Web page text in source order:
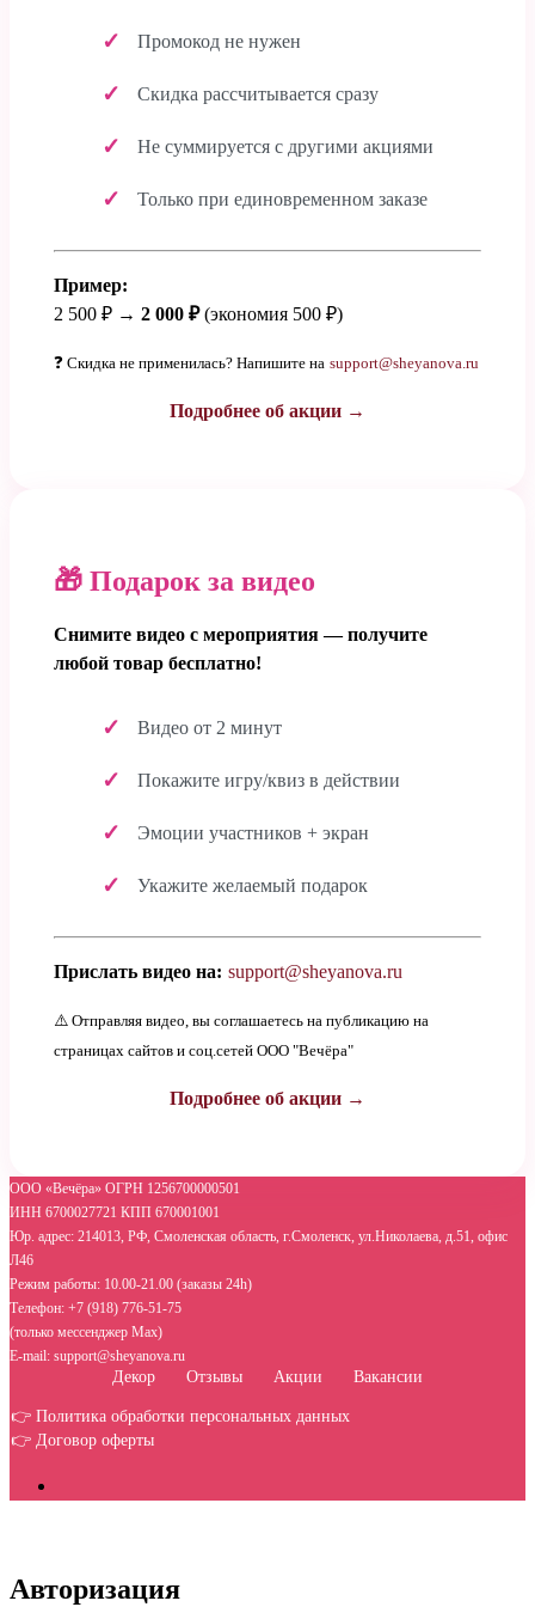
Промокод не нужен
Скидка рассчитывается сразу
Не суммируется с другими акциями
Только при единовременном заказе
Пример:
2 500 ₽ → 2 000 ₽(экономия 500 ₽)
❓ Скидка не применилась? Напишите на support@sheyanova.ru
Подробнее об акции →
🎁 Подарок за видео
Снимите видео с мероприятия — получите
любой товар бесплатно!
Видео от 2 минут
Покажите игру/квиз в действии
Эмоции участников + экран
Укажите желаемый подарок
Прислать видео на: support@sheyanova.ru
⚠️ Отправляя видео, вы соглашаетесь на публикацию на
страницах сайтов и соц.сетей ООО "Вечёра"
Подробнее об акции →
ООО «Вечёра» ОГРН 1256700000501
ИНН 6700027721 КПП 670001001
Юр. адрес: 214013, РФ, Смоленская область, г.Смоленск, ул.Николаева, д.51, офис
Л46
Режим работы: 10.00-21.00 (заказы 24h)
Телефон: +7 (918) 776-51-75
(только мессенджер Max)
E-mail: support@sheyanova.ru
Декор Отзывы Акции Вакансии
👉 Политика обработки персональных данных
👉 Договор оферты
Авторизация